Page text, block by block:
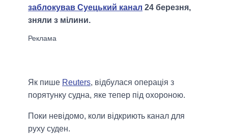
заблокував Суецький канал 24 березня,
зняли з мілини.
Як пише Reuters, відбулася операція з
порятунку судна, яке тепер під охороною.
Поки невідомо, коли відкриють канал для
руху суден.